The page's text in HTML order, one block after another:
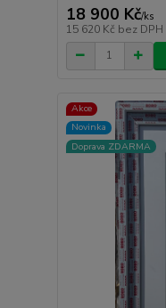
18 900 Kč/ks
15 620 Kč bez DPH
Akce
Novinka
Doprava ZDARMA